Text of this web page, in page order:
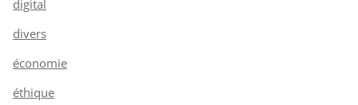
digital
divers
économie
éthique